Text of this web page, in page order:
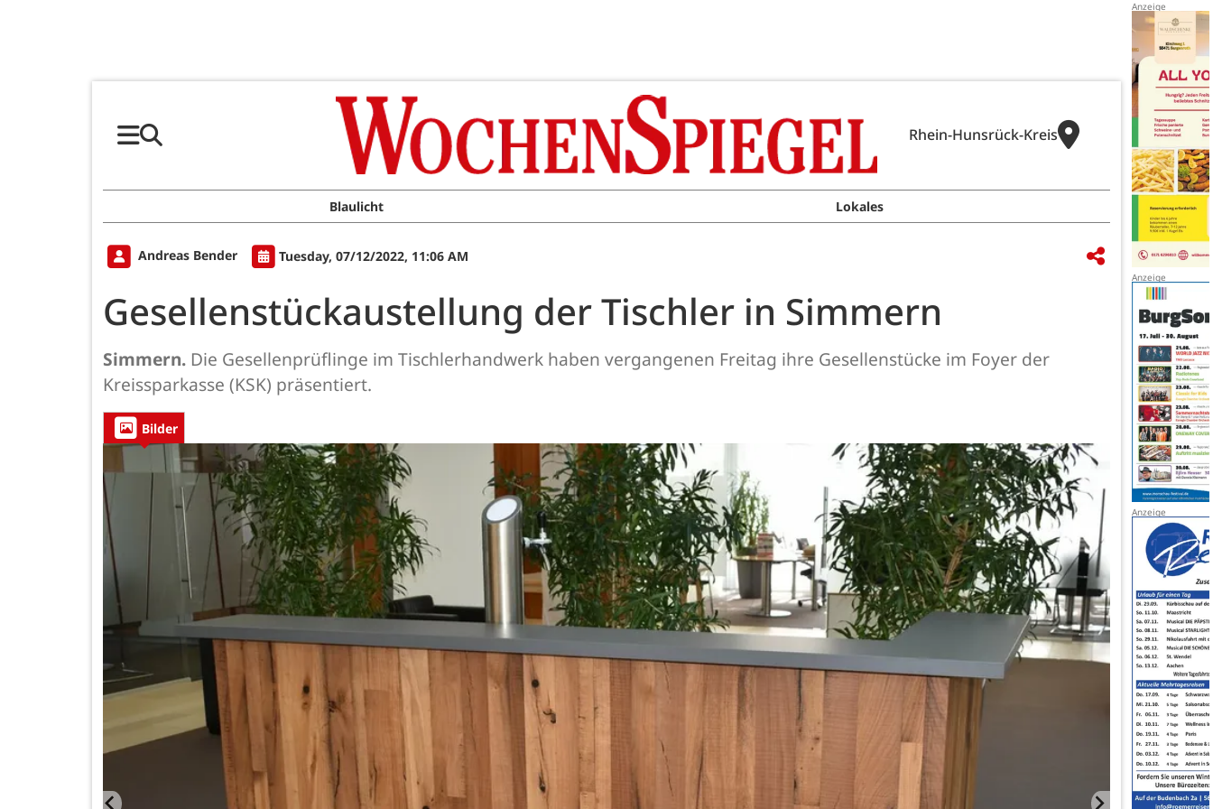
Rhein-Hunsrück-Kreis
Blaulicht Lokales
Andreas Bender Tuesday, 07/12/2022, 11:06 AM
Gesellenstückaustellung der Tischler in Simmern
Simmern. Die Gesellenprüflinge im Tischlerhandwerk haben vergangenen Freitag ihre Gesellenstücke im Foyer der
Kreissparkasse (KSK) präsentiert.
Bilder